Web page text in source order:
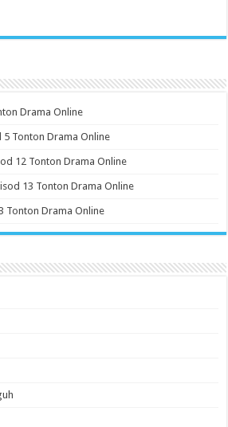
Drama Online
5 Tonton Drama Online
12 Tonton Drama Online
13 Tonton Drama Online
Tonton Drama Online